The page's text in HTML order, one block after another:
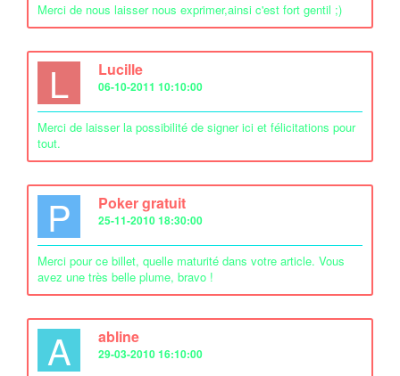
Merci de nous laisser nous exprimer,ainsi c'est fort gentil ;)
L Lucille
06-10-2011 10:10:00
Merci de laisser la possibilité de signer ici et félicitations pour
tout.
P Poker gratuit
25-11-2010 18:30:00
Merci pour ce billet, quelle maturité dans votre article. Vous
avez une très belle plume, bravo !
A abline
29-03-2010 16:10:00